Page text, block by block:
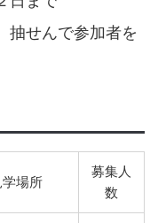
抽せんで参加者を
学場所
募集人
数